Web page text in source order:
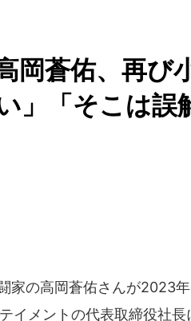
岡蒼佑、再
」「そこは誤
家の高岡蒼佑さんが2023
イメントの代表取締役社